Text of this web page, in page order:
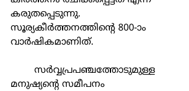
കരുതപ്പെടുന്നു.
സൂര്യകീര്‍ത്തനത്തിന്‍റെ 800-ാം
വാര്‍ഷികമാണിത്.
മനുഷ്യന്‍റെ സമീപനം